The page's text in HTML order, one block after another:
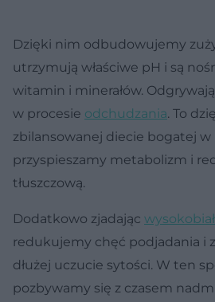
Dzięki nim odbudowujemy
utrzymują właściwe pH i są
witamin i minerałów.
w procesie odchudzania. To
zbilansowanej diecie bogatej w
przyspieszamy metabolizm i
tłuszczową.
Dodatkowo zjadając
redukujemy chęć podjadania i
dłużej uczucie sytości. W ten
pozbywamy się z czasem